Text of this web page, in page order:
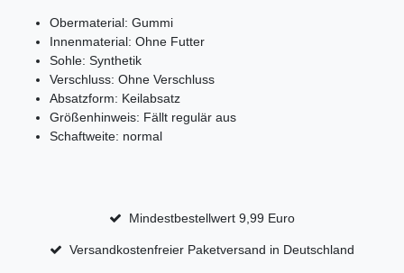
Obermaterial: Gummi
Innenmaterial: Ohne Futter
Sohle: Synthetik
Verschluss: Ohne Verschluss
Absatzform: Keilabsatz
Größenhinweis: Fällt regulär aus
Schaftweite: normal
Mindestbestellwert 9,99 Euro
Versandkostenfreier Paketversand in Deutschland